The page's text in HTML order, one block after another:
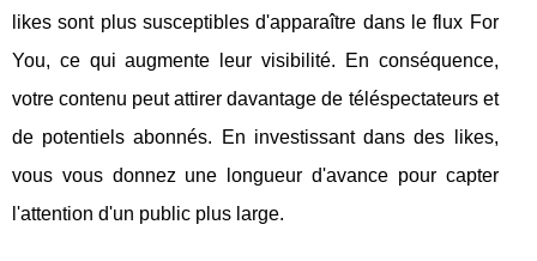
likes sont plus susceptibles d'apparaître dans le flux For
You, ce qui augmente leur visibilité. En conséquence,
votre contenu peut attirer davantage de téléspectateurs et
de potentiels abonnés. En investissant dans des likes,
vous vous donnez une longueur d'avance pour capter
l'attention d'un public plus large.